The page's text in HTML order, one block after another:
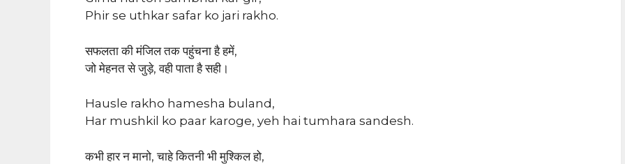
Phir se uthkar safar ko jari rakho.
सफलता की मंजिल तक पहुंचना है हमें,
जो मेहनत से जुड़े, वही पाता है सही।
Hausle rakho hamesha buland,
Har mushkil ko paar karoge, yeh hai tumhara sandesh.
कभी हार न मानो, चाहे कितनी भी मुश्किल हो,